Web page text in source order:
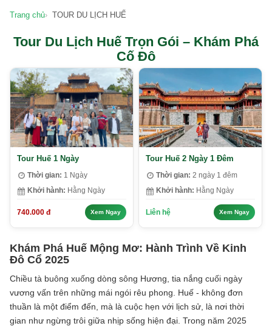
Trang chủ TOUR DU LỊCH HUẾ
Tour Du Lịch Huế Trọn Gói – Khám Phá
Cố Đô
Tour Huế 1 Ngày
Thời gian: 1 Ngày
Khởi hành: Hằng Ngày
740.000 đ Xem Ngay
Tour Huế 2 Ngày 1 Đêm
Thời gian: 2 ngày 1 đêm
Khởi hành: Hằng Ngày
Liên hệ Xem Ngay
Khám Phá Huế Mộng Mơ: Hành Trình Về Kinh
Đô Cổ 2025
Chiều tà buông xuống dòng sông Hương, tia nắng cuối ngày
vương vấn trên những mái ngói rêu phong. Huế - không đơn
thuần là một điểm đến, mà là cuộc hẹn với lịch sử, là nơi thời
gian như ngừng trôi giữa nhịp sống hiện đại. Trong năm 2025